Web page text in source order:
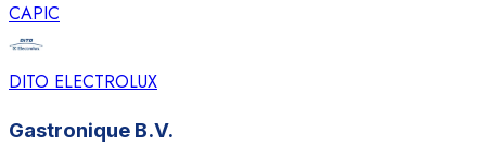
CAPIC
DITO ELECTROLUX
Gastronique B.V.